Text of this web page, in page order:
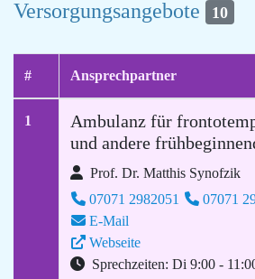
Versorgungsangebote 10
# Ansprechpartner
1
Ambulanz für
und andere
Prof. Dr. Matthis Synofzik
07071 2982051
07071
E-Mail
Webseite
Sprechzeiten: Di 9:00 -